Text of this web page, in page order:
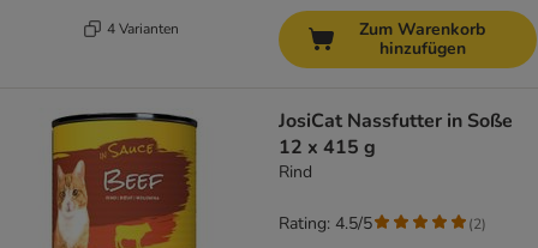
4 Varianten
Zum Warenkorb
hinzufügen
JosiCat Nassfutter in Soße
12 x 415 g
Rind
Rating: 4.5/5 (2)